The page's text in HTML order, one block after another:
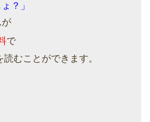
？」
が
で
読むことができます。